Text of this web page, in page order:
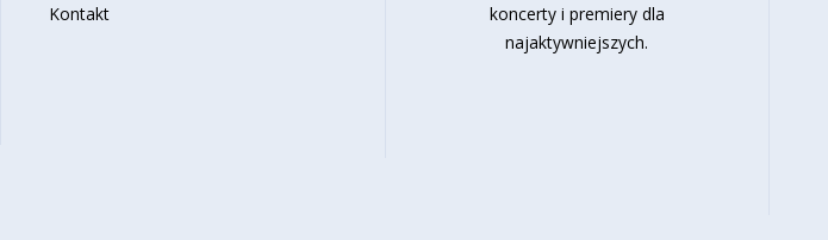
Kontakt
koncerty i premiery dla
najaktywniejszych.